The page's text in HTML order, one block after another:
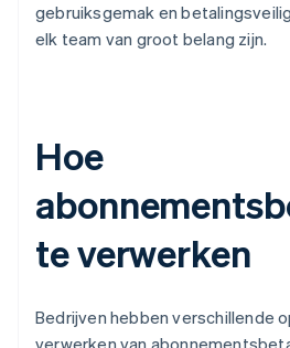
gebruiksgemak en
elk team van groot belang zijn.
Hoe
te verwerken
Bedrijven hebben verschillende